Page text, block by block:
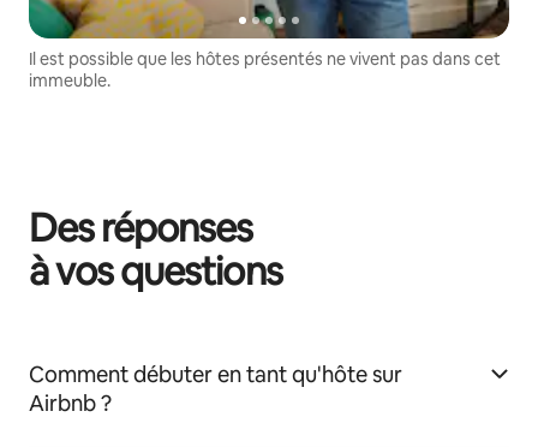
Il est possible que les hôtes présentés ne vivent pas dans cet
immeuble.
Des réponses
à vos questions
Comment débuter en tant qu'hôte sur
Airbnb ?